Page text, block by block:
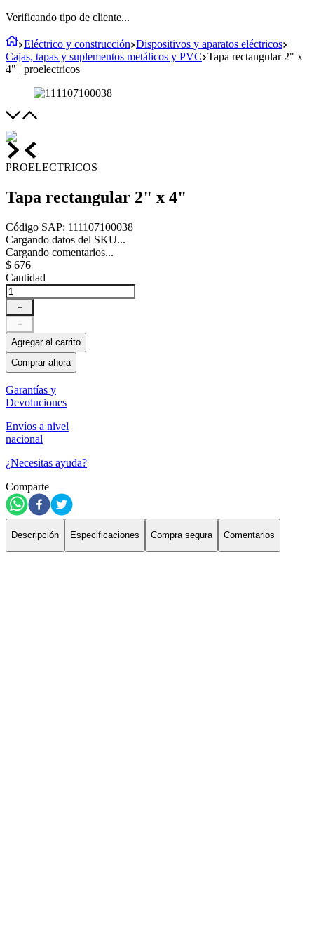
Verificando tipo de cliente...
Eléctrico y construcción Dispositivos y aparatos eléctricos
Cajas, tapas y suplementos metálicos y PVC Tapa rectangular 2" x
4" | proelectricos
PROELECTRICOS
Tapa rectangular 2" x 4"
Código SAP: 111107100038
Cargando datos del SKU...
Cargando comentarios...
$ 676
Cantidad
＋
－
Agregar al carrito
Comprar ahora
Garantías y
Devoluciones
Envíos a nivel
nacional
¿Necesitas ayuda?
Comparte
Descripción Especificaciones Compra segura Comentarios